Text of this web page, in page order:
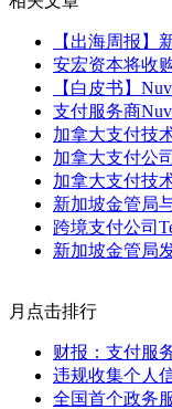
【出海周报】
安宏资本将收
【白皮书】
支付服务商
加拿大支付技
加拿大支付公
加拿大支付技
新加坡金管局
跨境支付公司
新加坡金管局
月点击排行
财报：支付服
违规收集个人
全国首个政务